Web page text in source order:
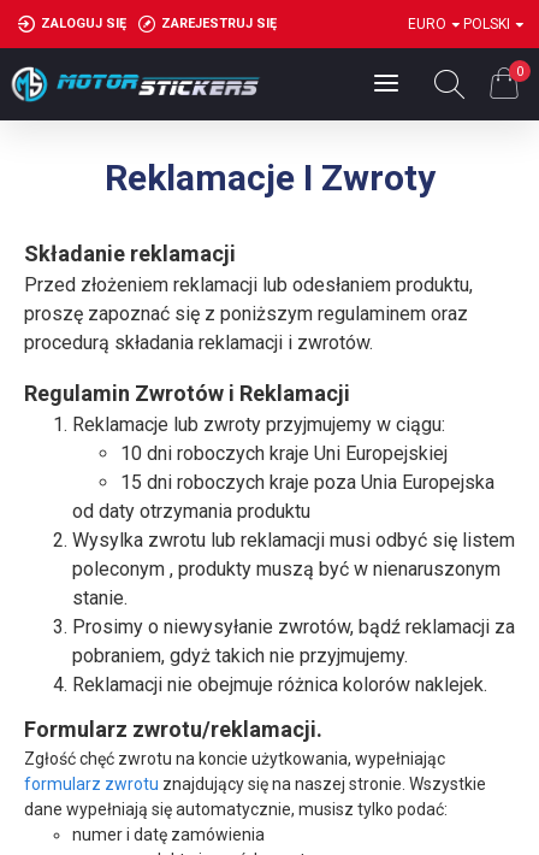
ZALOGUJ SIĘ ZAREJESTRUJ SIĘ EURO POLSKI
0
Reklamacje I Zwroty
Składanie reklamacji
Przed złożeniem reklamacji lub odesłaniem produktu,
proszę zapoznać się z poniższym regulaminem oraz
procedurą składania reklamacji i zwrotów.
Regulamin Zwrotów i Reklamacji
Reklamacje lub zwroty przyjmujemy w ciągu:
10 dni roboczych kraje Uni Europejskiej
15 dni roboczych kraje poza Unia Europejska
od daty otrzymania produktu
Wysylka zwrotu lub reklamacji musi odbyć się listem
poleconym , produkty muszą być w nienaruszonym
stanie.
Prosimy o niewysyłanie zwrotów, bądź reklamacji za
pobraniem, gdyż takich nie przyjmujemy.
Reklamacji nie obejmuje różnica kolorów naklejek.
Formularz zwrotu/reklamacji.
Zgłość chęć zwrotu na koncie użytkowania, wypełniając
formularz zwrotu znajdujący się na naszej stronie. Wszystkie
dane wypełniają się automatycznie, musisz tylko podać:
numer i datę zamówienia